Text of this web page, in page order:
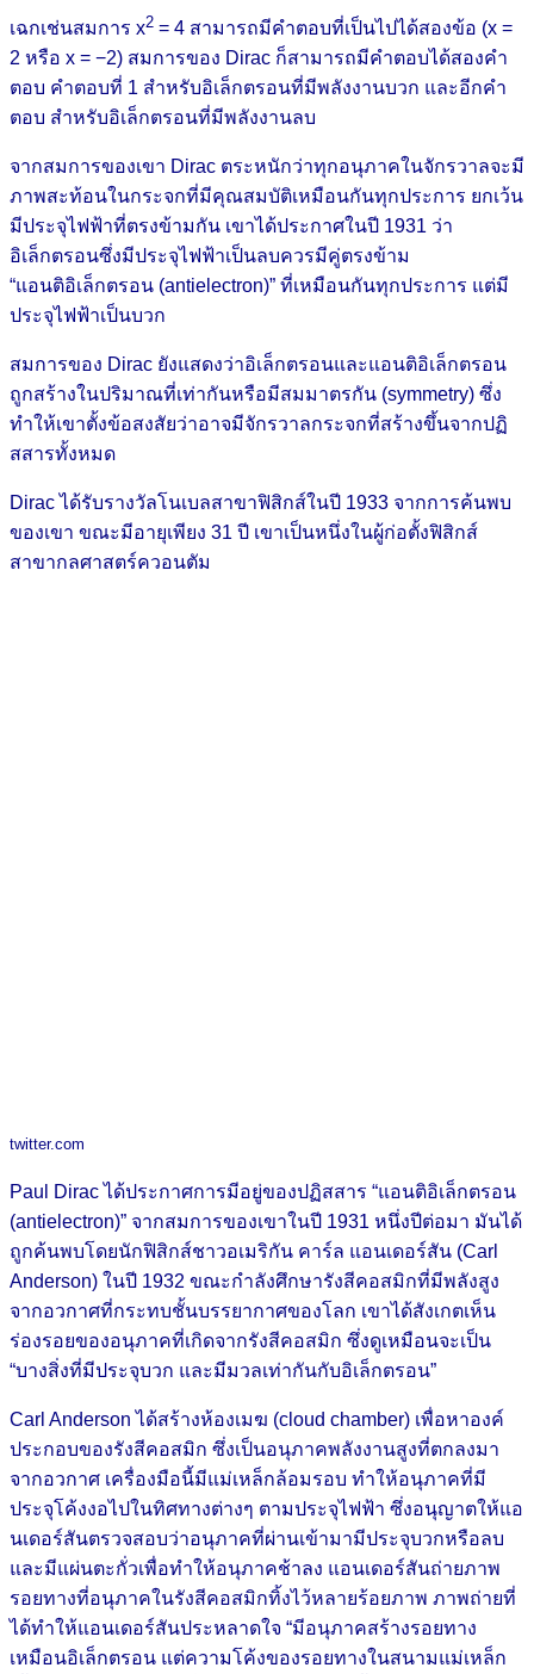
เฉกเช่นสมการ x2 = 4 สามารถมีคำตอบที่เป็นไปได้สองข้อ (x =
2 หรือ x = −2) สมการของ Dirac ก็สามารถมีคำตอบได้สองคำ
ตอบ คำตอบที่ 1 สำหรับอิเล็กตรอนที่มีพลังงานบวก และอีกคำ
ตอบ สำหรับอิเล็กตรอนที่มีพลังงานลบ
จากสมการของเขา Dirac ตระหนักว่าทุกอนุภาคในจักรวาลจะมี
ภาพสะท้อนในกระจกที่มีคุณสมบัติเหมือนกันทุกประการ ยกเว้น
มีประจุไฟฟ้าที่ตรงข้ามกัน เขาได้ประกาศในปี 1931 ว่า
อิเล็กตรอนซึ่งมีประจุไฟฟ้าเป็นลบควรมีคู่ตรงข้าม
“แอนติอิเล็กตรอน (antielectron)” ที่เหมือนกันทุกประการ แต่มี
ประจุไฟฟ้าเป็นบวก
สมการของ Dirac ยังแสดงว่าอิเล็กตรอนและแอนติอิเล็กตรอน
ถูกสร้างในปริมาณที่เท่ากันหรือมีสมมาตรกัน (symmetry) ซึ่ง
ทำให้เขาตั้งข้อสงสัยว่าอาจมีจักรวาลกระจกที่สร้างขึ้นจากปฏิ
สสารทั้งหมด
Dirac ได้รับรางวัลโนเบลสาขาฟิสิกส์ในปี 1933 จากการค้นพบ
ของเขา ขณะมีอายุเพียง 31 ปี เขาเป็นหนึ่งในผู้ก่อตั้งฟิสิกส์
สาขากลศาสตร์ควอนตัม
twitter.com
Paul Dirac ได้ประกาศการมีอยู่ของปฏิสสาร “แอนติอิเล็กตรอน
(antielectron)” จากสมการของเขาในปี 1931 หนึ่งปีต่อมา มันได้
ถูกค้นพบโดยนักฟิสิกส์ชาวอเมริกัน คาร์ล แอนเดอร์สัน (Carl
Anderson) ในปี 1932 ขณะกำลังศึกษารังสีคอสมิกที่มีพลังสูง
จากอวกาศที่กระทบชั้นบรรยากาศของโลก เขาได้สังเกตเห็น
ร่องรอยของอนุภาคที่เกิดจากรังสีคอสมิก ซึ่งดูเหมือนจะเป็น
“บางสิ่งที่มีประจุบวก และมีมวลเท่ากันกับอิเล็กตรอน”
Carl Anderson ได้สร้างห้องเมฆ (cloud chamber) เพื่อหาองค์
ประกอบของรังสีคอสมิก ซึ่งเป็นอนุภาคพลังงานสูงที่ตกลงมา
จากอวกาศ เครื่องมือนี้มีแม่เหล็กล้อมรอบ ทำให้อนุภาคที่มี
ประจุโค้งงอไปในทิศทางต่างๆ ตามประจุไฟฟ้า ซึ่งอนุญาตให้แอ
นเดอร์สันตรวจสอบว่าอนุภาคที่ผ่านเข้ามามีประจุบวกหรือลบ
และมีแผ่นตะกั่วเพื่อทำให้อนุภาคช้าลง แอนเดอร์สันถ่ายภาพ
รอยทางที่อนุภาคในรังสีคอสมิกทิ้งไว้หลายร้อยภาพ ภาพถ่ายที่
ได้ทำให้แอนเดอร์สันประหลาดใจ “มีอนุภาคสร้างรอยทาง
เหมือนอิเล็กตรอน แต่ความโค้งของรอยทางในสนามแม่เหล็ก